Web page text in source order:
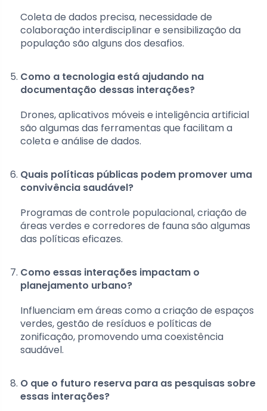
Coleta de dados precisa, necessidade de
colaboração interdisciplinar e sensibilização da
população são alguns dos desafios.
Como a tecnologia está ajudando na
documentação dessas interações?
Drones, aplicativos móveis e inteligência artificial
são algumas das ferramentas que facilitam a
coleta e análise de dados.
Quais políticas públicas podem promover uma
convivência saudável?
Programas de controle populacional, criação de
áreas verdes e corredores de fauna são algumas
das políticas eficazes.
Como essas interações impactam o
planejamento urbano?
Influenciam em áreas como a criação de espaços
verdes, gestão de resíduos e políticas de
zonificação, promovendo uma coexistência
saudável.
O que o futuro reserva para as pesquisas sobre
essas interações?